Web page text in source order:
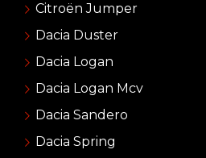
Citroën Jumper
Dacia Duster
Dacia Logan
Dacia Logan Mcv
Dacia Sandero
Dacia Spring